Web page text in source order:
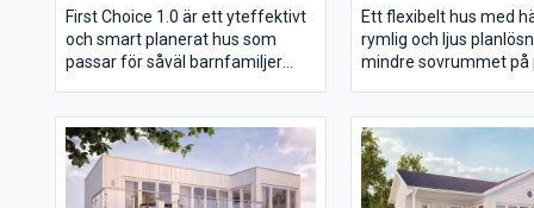
tvättrum och gott om
förvaringsmöjligheter.
First Choice 1.0 är ett yteffektivt
och smart planerat hus som
passar för såväl barnfamiljer
och trevlig planlösning. De
mindre sovrummen ligger avskilt
i en egen del, med egen toalett –
perfekt för barn eller
Ett flexibelt hus med
rymlig och ljus
mindre sovrummet på
ger möjlighet till
sovrum, när familjen
har ett väl tilltaget kök
stor och praktisk